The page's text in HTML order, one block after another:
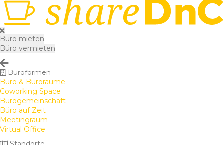
Büro mieten
Büro vermieten
Büroformen
Büro & Büroräume
Coworking Space
Bürogemeinschaft
Büro auf Zeit
Meetingraum
Virtual Office